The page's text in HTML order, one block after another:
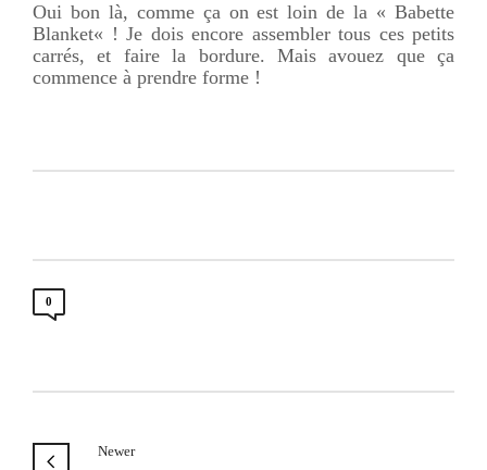
Oui bon là, comme ça on est loin de la « Babette
Blanket« ! Je dois encore assembler tous ces petits
carrés, et faire la bordure. Mais avouez que ça
commence à prendre forme !
0
Newer